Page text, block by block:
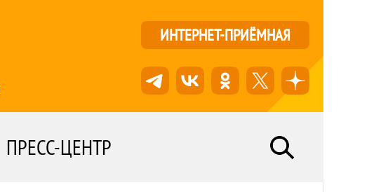
ИНТЕРНЕТ-ПРИЁМНАЯ
ПРЕСС-ЦЕНТР